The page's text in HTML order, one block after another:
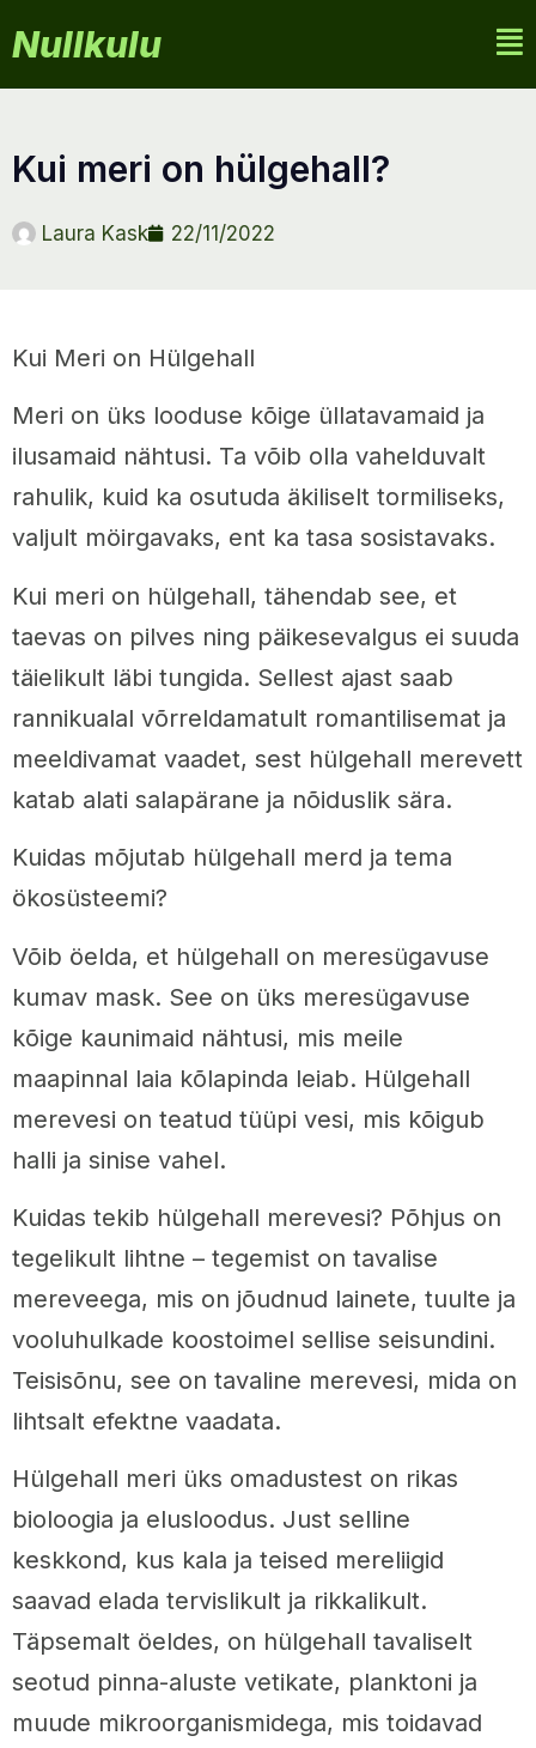
Nullkulu
kui meri on hülgehall?
Laura Kask 22/11/2022
Kui Meri on Hülgehall
Meri on üks looduse kõige üllatavamaid ja
ilusamaid nähtusi. Ta võib olla vahelduvalt
rahulik, kuid ka osutuda äkiliselt tormiliseks,
valjult möirgavaks, ent ka tasa sosistavaks.
Kui meri on hülgehall, tähendab see, et
taevas on pilves ning päikesevalgus ei suuda
täielikult läbi tungida. Sellest ajast saab
rannikualal võrreldamatult romantilisemat ja
meeldivamat vaadet, sest hülgehall merevett
katab alati salapärane ja nõiduslik sära.
Kuidas mõjutab hülgehall merd ja tema
ökosüsteemi?
Võib öelda, et hülgehall on meresügavuse
kumav mask. See on üks meresügavuse
kõige kaunimaid nähtusi, mis meile
maapinnal laia kõlapinda leiab. Hülgehall
merevesi on teatud tüüpi vesi, mis kõigub
halli ja sinise vahel.
Kuidas tekib hülgehall merevesi? Põhjus on
tegelikult lihtne – tegemist on tavalise
mereveega, mis on jõudnud lainete, tuulte ja
vooluhulkade koostoimel sellise seisundini.
Teisisõnu, see on tavaline merevesi, mida on
lihtsalt efektne vaadata.
Hülgehall meri üks omadustest on rikas
bioloogia ja elusloodus. Just selline
keskkond, kus kala ja teised mereliigid
saavad elada tervislikult ja rikkalikult.
Täpsemalt öeldes, on hülgehall tavaliselt
seotud pinna-aluste vetikate, planktoni ja
muude mikroorganismidega, mis toidavad